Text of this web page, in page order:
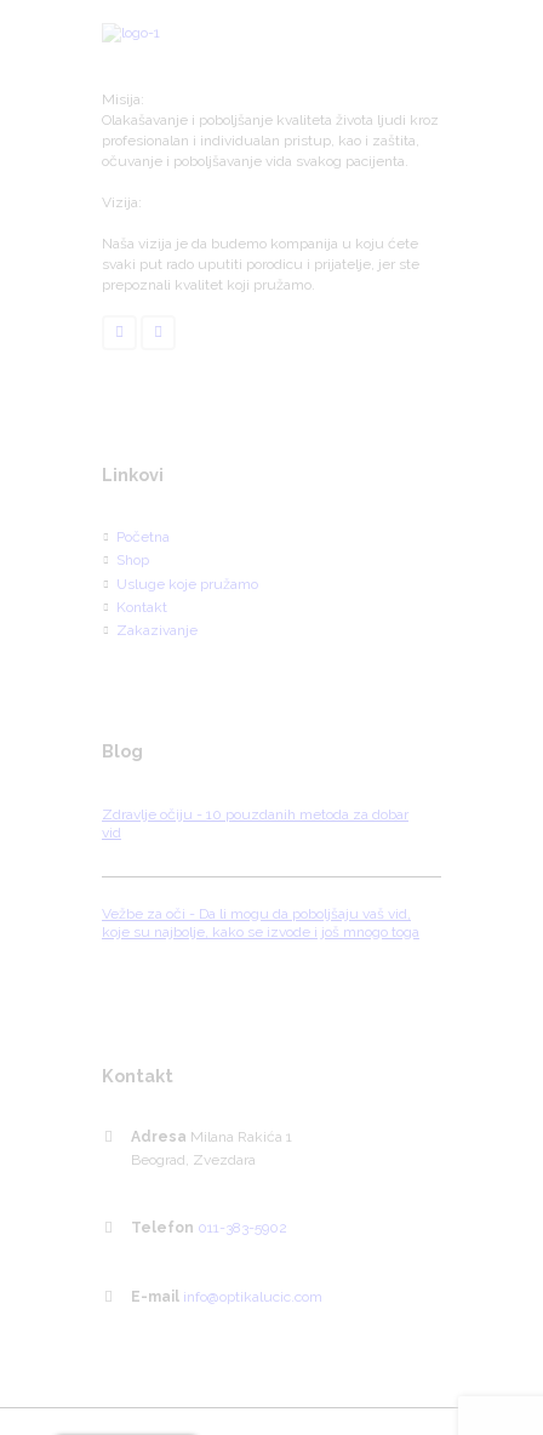
Misija:
Olakašavanje i poboljšanje kvaliteta života ljudi kroz
profesionalan i individualan pristup, kao i zaštita,
očuvanje i poboljšavanje vida svakog pacijenta.
Vizija:
Naša vizija je da budemo kompanija u koju ćete
svaki put rado uputiti porodicu i prijatelje, jer ste
prepoznali kvalitet koji pružamo.
Linkovi
Početna
Shop
Usluge koje pružamo
Kontakt
Zakazivanje
Blog
Zdravlje očiju - 10 pouzdanih metoda za dobar
vid
Vežbe za oči - Da li mogu da poboljšaju vaš vid,
koje su najbolje, kako se izvode i još mnogo toga
Kontakt
Adresa Milana Rakića 1
Beograd, Zvezdara
Telefon 011-383-5902
E-mail info@optikalucic.com